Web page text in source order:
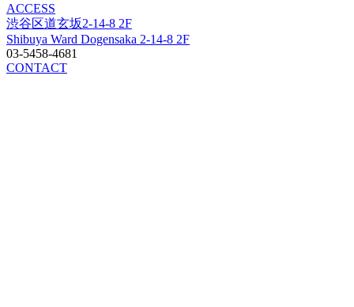
ACCESS
渋谷区道玄坂2-14-8 2F
Shibuya Ward Dogensaka 2-14-8 2F
03-5458-4681
CONTACT